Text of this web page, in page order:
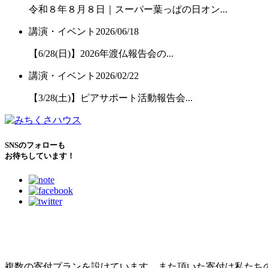
令和８年８月８日｜スーパー葉っぱの日オン...
講演・イベント 2026/06/18
【6/28(日)】2026年渡仏報告会の...
講演・イベント 2026/02/22
【3/28(土)】ピアサポート活動報告会...
SNSのフォローも
お待ちしています！